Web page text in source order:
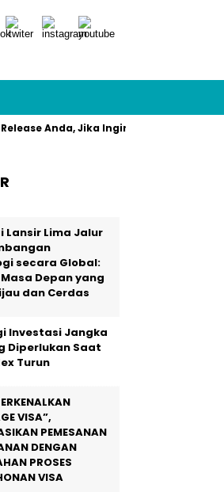
Anda, Jika Ingin Tampil di Media
Lansir Lima Jalur
secara Global:
Depan yang
dan Cerdas
Investasi Jangka
Diperlukan Saat
Turun
VISA”,
PEMESANAN
DENGAN
PROSES
VISA